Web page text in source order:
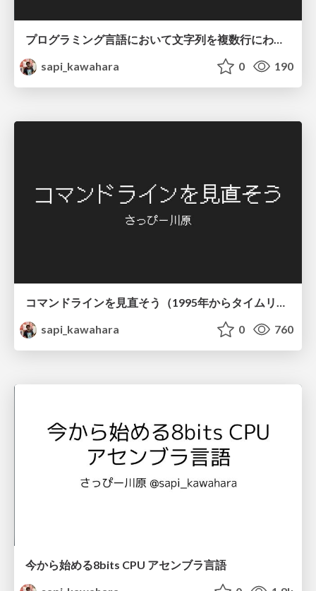
プログラミング言語において文字列を複数行にわたって だらだらと記載するアレ
sapi_kawahara
0 190
コマンドラインを見直そう（1995年からタイムリープ）
sapi_kawahara
0 760
今から始める8bits CPU アセンブラ言語